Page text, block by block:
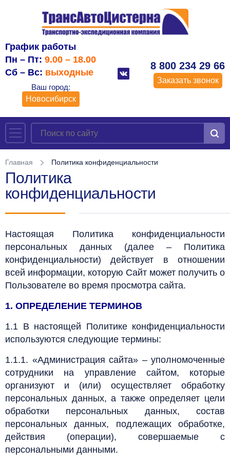
График работы
Пн – Пт: 9.00 – 18.00
Сб – Вс: выходные
Ваш город:
Новосибирск
8 800 234 29 66
Заказать звонок
Главная Политика конфиденциальности
Политика
конфиденциальности
Настоящая Политика конфиденциальности
персональных данных (далее – Политика
конфиденциальности) действует в отношении
всей информации, которую Сайт может получить о
Пользователе во время просмотра сайта.
1. ОПРЕДЕЛЕНИЕ ТЕРМИНОВ
1.1 В настоящей Политике конфиденциальности
используются следующие термины:
1.1.1. «Администрация сайта» – уполномоченные
сотрудники на управление сайтом, которые
организуют и (или) осуществляет обработку
персональных данных, а также определяет цели
обработки персональных данных, состав
персональных данных, подлежащих обработке,
действия (операции), совершаемые с
персональными данными.